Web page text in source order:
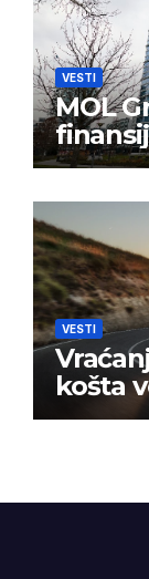
VESTI
MOL
VESTI
košta